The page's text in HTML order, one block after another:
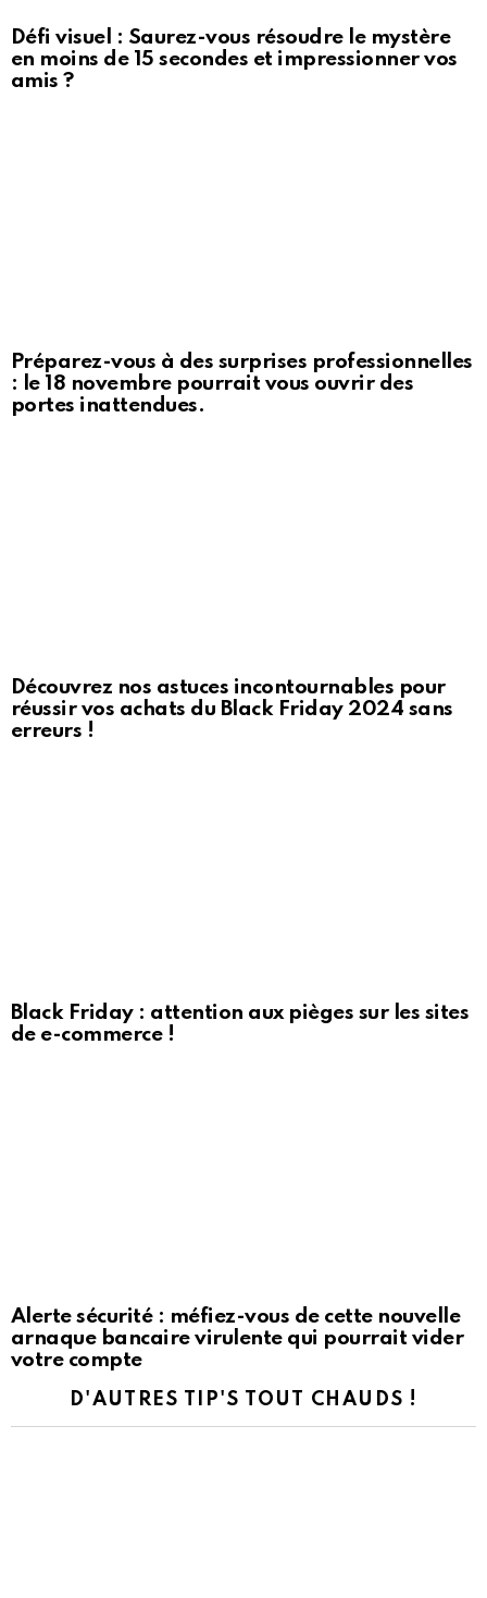
Défi visuel : Saurez-vous résoudre le mystère
en moins de 15 secondes et impressionner vos
amis ?
Préparez-vous à des surprises professionnelles
: le 18 novembre pourrait vous ouvrir des
portes inattendues.
Découvrez nos astuces incontournables pour
réussir vos achats du Black Friday 2024 sans
erreurs !
Black Friday : attention aux pièges sur les sites
de e-commerce !
Alerte sécurité : méfiez-vous de cette nouvelle
arnaque bancaire virulente qui pourrait vider
votre compte
D'AUTRES TIP'S TOUT CHAUDS !